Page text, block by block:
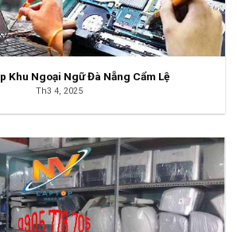
Khu Ngoại Ngữ Đà Nẵng Cẩm Lệ
Th3 4, 2025